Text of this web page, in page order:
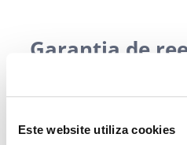
Este website utiliza cookies
Garantia de
Para mais informações, consultar